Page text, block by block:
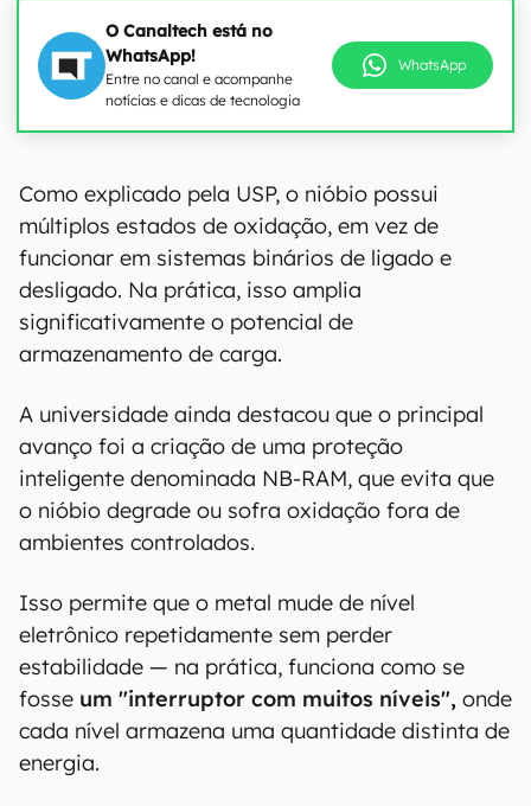
O Canaltech está no
WhatsApp!
Entre no canal e acompanhe
notícias e dicas de tecnologia
WhatsApp
00:00/04:52
Como explicado pela USP, o nióbio possui
múltiplos estados de oxidação, em vez de
funcionar em sistemas binários de ligado e
significativamente o potencial de
armazenamento de carga.
A universidade ainda destacou que o principal
avanço foi a criação de uma proteção
inteligente denominada NB-RAM, que evita que